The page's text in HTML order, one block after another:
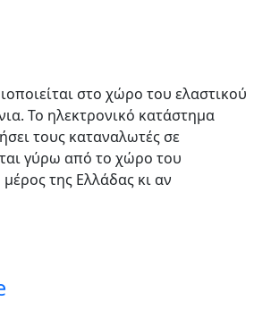
στο χώρο του ελαστικού
Το ηλεκτρονικό κατάστημα
τους καταναλωτές σε
γύρω από το χώρο του
της Ελλάδας κι αν